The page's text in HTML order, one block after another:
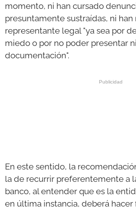
momento, ni han cursado
presuntamente sustraídas, ni
representante legal "ya sea por
miedo o por no poder presentar
documentación".
En este sentido, la
la de recurrir preferentemente a
banco, al entender que es la
en última instancia, deberá hacer